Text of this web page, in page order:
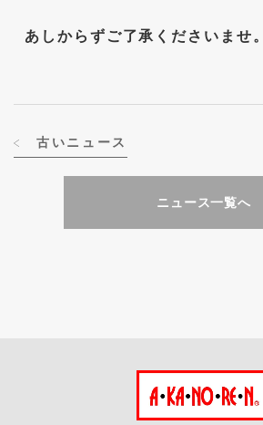
あしからずご了承くださいませ。
古いニュース
ニュース一覧へ